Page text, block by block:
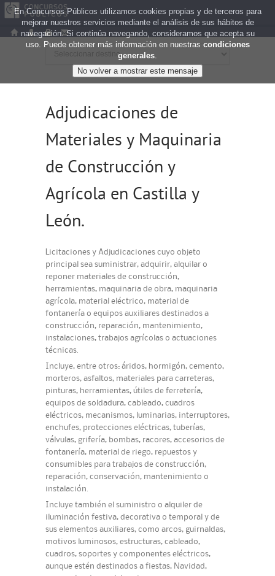
Adjudicaciones de
Materiales y Maquinaria
de Construcción y
Agrícola en Castilla y
León.
Licitaciones y Adjudicaciones cuyo objeto
principal sea suministrar, adquirir, alquilar o
reponer materiales de construcción,
herramientas, maquinaria de obra, maquinaria
agrícola, material eléctrico, material de
fontanería o equipos auxiliares destinados a
construcción, reparación, mantenimiento,
instalaciones, trabajos agrícolas o actuaciones
técnicas.
Incluye, entre otros: áridos, hormigón, cemento,
morteros, asfaltos, materiales para carreteras,
pinturas, herramientas, útiles de ferretería,
equipos de soldadura, cableado, cuadros
eléctricos, mecanismos, luminarias, interruptores,
enchufes, protecciones eléctricas, tuberías,
válvulas, grifería, bombas, racores, accesorios de
fontanería, material de riego, repuestos y
consumibles para trabajos de construcción,
reparación, conservación, mantenimiento o
instalación.
Incluye también el suministro o alquiler de
iluminación festiva, decorativa o temporal y de
sus elementos auxiliares, como arcos, guirnaldas,
motivos luminosos, estructuras, cableado,
cuadros, soportes y componentes eléctricos,
aunque estén destinados a fiestas, Navidad,
En Concursos Públicos utilizamos cookies propias y de terceros para
mejorar nuestros servicios mediante el análisis de sus hábitos de
navegación. Si continúa navegando, consideramos que acepta su
uso. Puede obtener más información en nuestras condiciones
generales.